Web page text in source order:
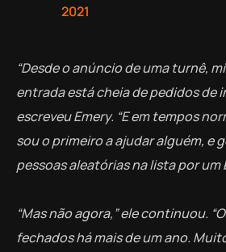
2021
“Desde o anúncio de uma turnê,
entrada está cheia de pedidos de
escreveu Emery. “E em tempos
sou o primeiro a ajudar alguém, e
pessoas aleatórias na lista por um
“Mas não agora,” ele continuou.
fechados há mais de um ano.